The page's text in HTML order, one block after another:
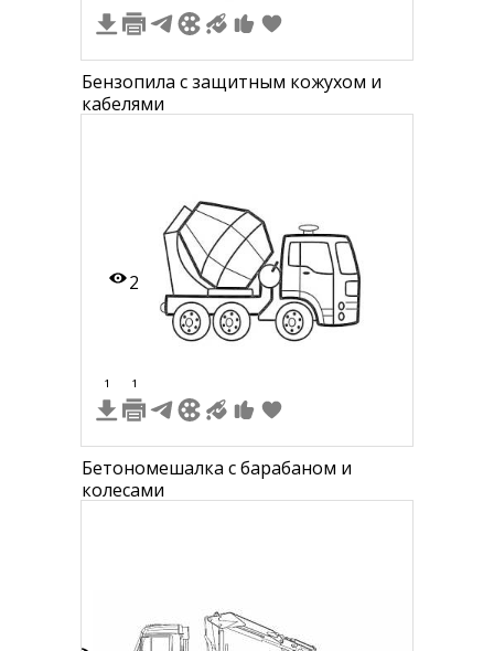
Бензопила с защитным кожухом и
кабелями
2
1 1
Бетономешалка с барабаном и
колесами